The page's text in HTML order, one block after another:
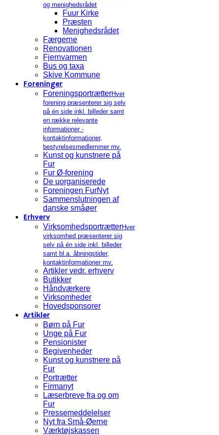
og menighedsrådet
Fuur Kirke
Præsten
Menighedsrådet
Færgerne
Renovationen
Fjernvarmen
Bus og taxa
Skive Kommune
Foreninger
ForeningsportrætterHver
forening præsenterer sig selv
på én side inkl. billeder samt
en række relevante
informationer -
kontaktinformationer,
bestyrelsesmedlemmer mv.
Kunst og kunstnere på
Fur
Fur Ø-forening
De uorganiserede
Foreningen FurNyt
Sammenslutningen af
danske småøer
Erhverv
VirksomhedsportrætterHver
virksomhed præsenterer sig
selv på én side inkl. billeder
samt bl.a. åbningstider,
kontaktinformationer mv.
Artikler vedr. erhverv
Butikker
Håndværkere
Virksomheder
Hovedsponsorer
Artikler
Børn på Fur
Unge på Fur
Pensionister
Begivenheder
Kunst og kunstnere på
Fur
Portrætter
Firmanyt
Læserbreve fra og om
Fur
Pressemeddelelser
Nyt fra Små-Øerne
Værktøjskassen